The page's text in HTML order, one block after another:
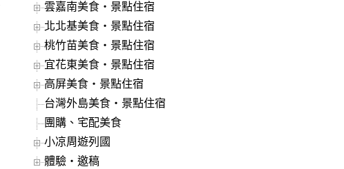
雲嘉南美食‧景點住宿
北北基美食‧景點住宿
桃竹苗美食‧景點住宿
宜花東美食‧景點住宿
高屏美食‧景點住宿
台灣外島美食‧景點住宿
團購、宅配美食
小凉周遊列國
體驗‧邀稿